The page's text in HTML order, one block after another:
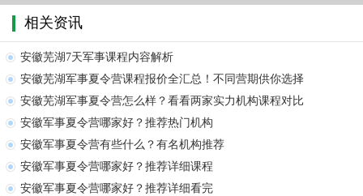
相关资讯
安徽芜湖7天军事课程内容解析
安徽芜湖军事夏令营课程报价全汇总！不同营期供你选择
安徽芜湖军事夏令营怎么样？看看两家实力机构课程对比
安徽军事夏令营哪家好？推荐热门机构
安徽军事夏令营有些什么？有名机构推荐
安徽军事夏令营哪家好？推荐详细课程
安徽军事夏令营哪家好？推荐详细看完